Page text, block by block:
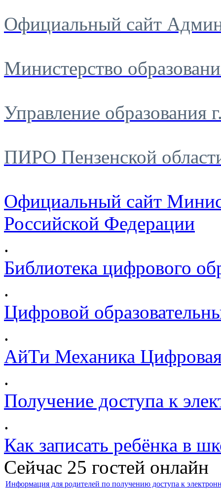
Официальный сайт
Министерство
Управление образования
ПИРО Пензенской
Официальный сайт
Российской Федерации
.
Библиотека цифрового
.
Цифровой
.
АйТи Механика
.
Получение доступа к
.
Как записать ребёнка в
Сейчас 25 гостей онлайн
Информация для родителей по получению доступа к